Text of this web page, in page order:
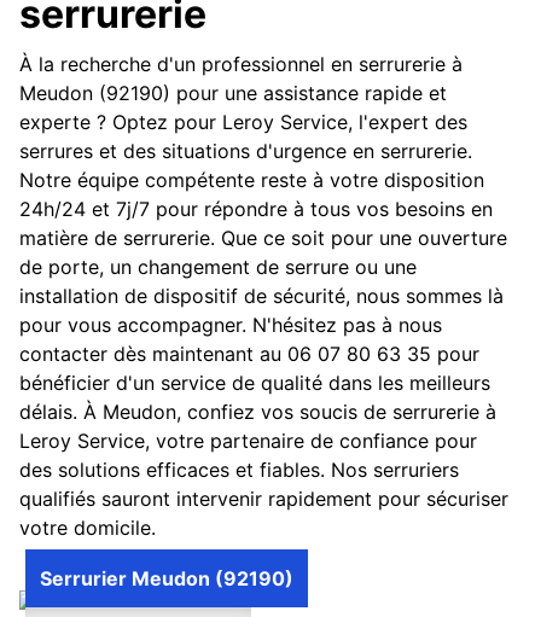
serrurerie
À la recherche d'un professionnel en serrurerie à
Meudon (92190) pour une assistance rapide et
experte ? Optez pour Leroy Service, l'expert des
serrures et des situations d'urgence en serrurerie.
Notre équipe compétente reste à votre disposition
24h/24 et 7j/7 pour répondre à tous vos besoins en
matière de serrurerie. Que ce soit pour une ouverture
de porte, un changement de serrure ou une
installation de dispositif de sécurité, nous sommes là
pour vous accompagner. N'hésitez pas à nous
contacter dès maintenant au 06 07 80 63 35 pour
bénéficier d'un service de qualité dans les meilleurs
délais. À Meudon, confiez vos soucis de serrurerie à
Leroy Service, votre partenaire de confiance pour
des solutions efficaces et fiables. Nos serruriers
qualifiés sauront intervenir rapidement pour sécuriser
votre domicile.
Serrurier Meudon (92190)